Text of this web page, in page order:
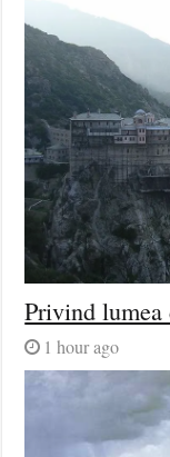
Privind lumea
1 hour ago